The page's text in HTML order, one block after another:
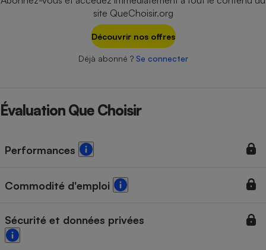
site QueChoisir.org
Découvrir nos offres
Déjà abonné ? Se connecter
Évaluation Que Choisir
Performances
Commodité d'emploi
Sécurité et données privées
Plaque de cuisson à
induction
Téléphone mobile -